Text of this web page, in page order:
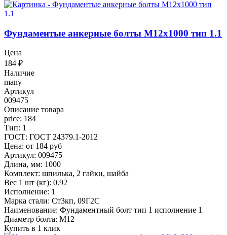
Фундаментые анкерные болты М12x1000 тип 1.1
Цена
184 ₽
Наличие
many
Артикул
009475
Описание товара
price: 184
Тип: 1
ГОСТ: ГОСТ 24379.1-2012
Цена: от 184 руб
Артикул: 009475
Длина, мм: 1000
Комплект: шпилька, 2 гайки, шайба
Вес 1 шт (кг): 0.92
Исполнение: 1
Марка стали: Ст3кп, 09Г2С
Наименование: Фундаментный болт тип 1 исполнение 1
Диаметр болта: М12
Купить в 1 клик